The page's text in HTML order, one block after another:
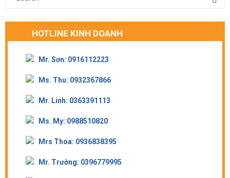
HOTLINE KINH DOANH
Mr. Sơn: 0916112223
Ms. Thu: 0932367866
Mr. Linh: 0363391113
Ms. My: 0988510820
Mrs Thoa: 0936838395
Mr. Trường: 0396779995